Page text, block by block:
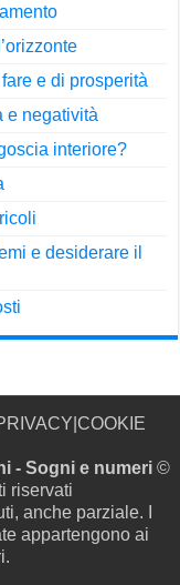
e di prosperità
e negatività
interiore?
e desiderare il
COOKIE
- Sogni e numeri ©
riservati
anche parziale. I
appartengono ai